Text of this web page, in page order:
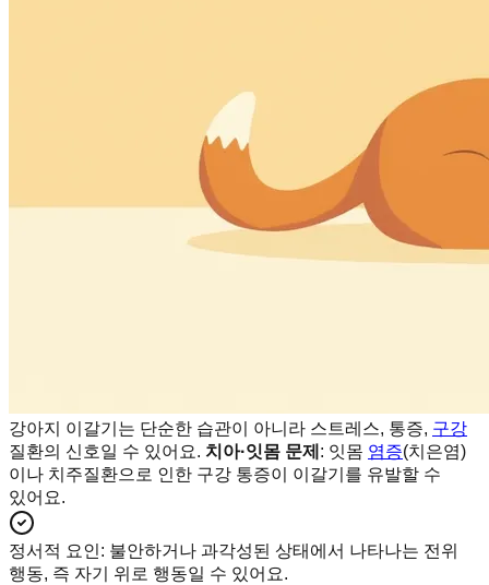
강아지 이갈기는 단순한 습관이 아니라 스트레스, 통증, 구강
질환의 신호일 수 있어요. 치아·잇몸 문제 : 잇몸 염증(치은염)
이나 치주질환으로 인한 구강 통증이 이갈기를 유발할 수
있어요.
정서적 요인: 불안하거나 과각성된 상태에서 나타나는 전위
행동, 즉 자기 위로 행동일 수 있어요.